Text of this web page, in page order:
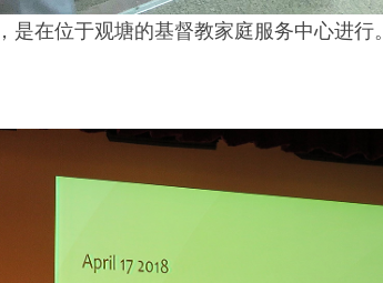
在位于观塘的基督教家庭服务中心进行。